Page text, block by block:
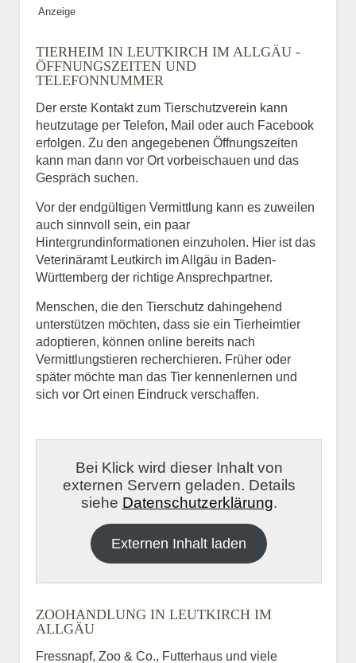
Anzeige
TIERHEIM IN LEUTKIRCH IM ALLGÄU -
ÖFFNUNGSZEITEN UND
TELEFONNUMMER
Der erste Kontakt zum Tierschutzverein kann
heutzutage per Telefon, Mail oder auch Facebook
erfolgen. Zu den angegebenen Öffnungszeiten
kann man dann vor Ort vorbeischauen und das
Gespräch suchen.
Vor der endgültigen Vermittlung kann es zuweilen
auch sinnvoll sein, ein paar
Hintergrundinformationen einzuholen. Hier ist das
Veterinäramt Leutkirch im Allgäu in Baden-
Württemberg der richtige Ansprechpartner.
Menschen, die den Tierschutz dahingehend
unterstützen möchten, dass sie ein Tierheimtier
adoptieren, können online bereits nach
Vermittlungstieren recherchieren. Früher oder
später möchte man das Tier kennenlernen und
sich vor Ort einen Eindruck verschaffen.
Bei Klick wird dieser Inhalt von
externen Servern geladen. Details
siehe Datenschutzerklärung.
Externen Inhalt laden
ZOOHANDLUNG IN LEUTKIRCH IM
ALLGÄU
Fressnapf, Zoo & Co., Futterhaus und viele